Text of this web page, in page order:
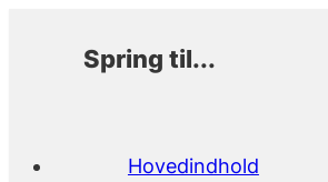
Spring til...
Hovedindhold